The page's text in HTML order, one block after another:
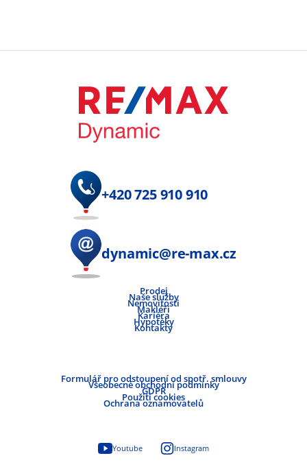
+420 725 910 910
dynamic@re-max.cz
Prodej
Naše služby
Nemovitosti
Makléři
Kariéra
Hypotéky
Kontakty
Formulář pro odstoupení od spotř. smlouvy
Všeobecné obchodní podmínky
GDPR
Použití cookies
Ochrana oznamovatelů
Youtube Instagram